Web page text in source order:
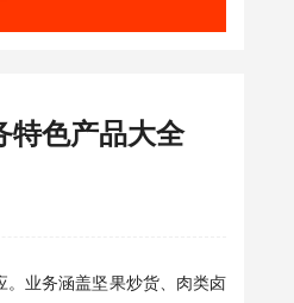
特色产品大全
。业务涵盖坚果炒货、肉类卤